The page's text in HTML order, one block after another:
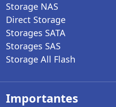
Storage NAS
Direct Storage
Storages SATA
Storages SAS
Storage All Flash
Importantes